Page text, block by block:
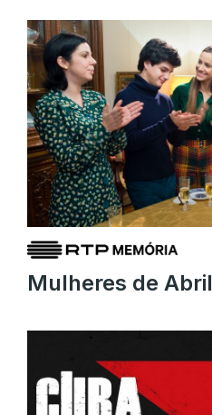
Mulheres de Abril